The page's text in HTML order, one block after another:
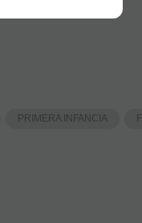
PRIMERA INFANCIA